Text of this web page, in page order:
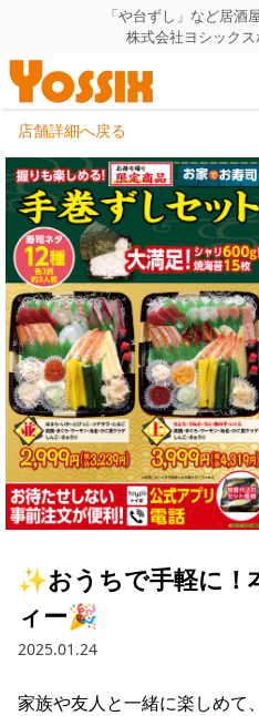
「や台ずし」など居酒
株式会社ヨシック
HOME
企業情報
企業情報トップ
代表者あいさつ
グループ会社
会社概要
沿革
経営陣
所在地
事業一覧
飲食事業紹介
飲食事業紹介トップ
や台ずし
ニパチ
これや
焼とりてっぱん
ひとくち餃子の頂
IR（株主・投資家）情報
IR情報トップ
会長メッセージ
コーポレートガバナン
財務情報
業績推移
株式情報
採用情報
採用情報トップ
パート・アルバイト
店舗物件・店舗施工管理
お問い合わせ
お問い合わせトップ
このサイトについて
プライバシーポリシー
店舗詳細へ戻る
✨おうちで手軽に！
ィー🎉
2025.01.24
家族や友人と一緒に楽しめて